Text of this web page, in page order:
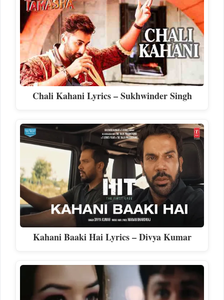
Chali Kahani Lyrics – Sukhwinder Singh
Kahani Baaki Hai Lyrics – Divya Kumar